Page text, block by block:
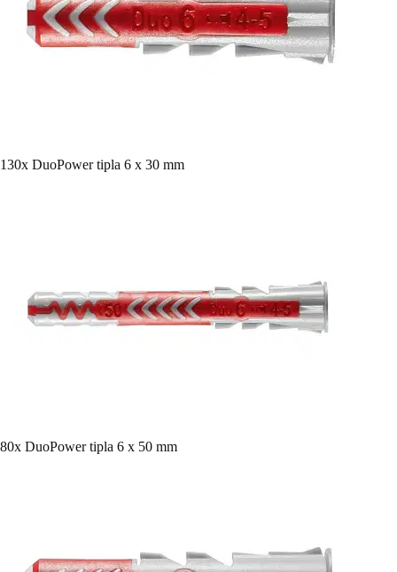
130x DuoPower tipla 6 x 30 mm
80x DuoPower tipla 6 x 50 mm